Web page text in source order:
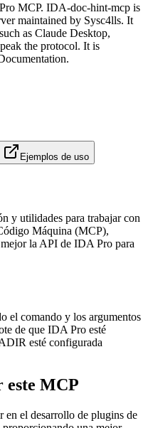
MCP. IDA-doc-hint-mcp is
maintained by Sysc4lls. It
as Claude Desktop,
the protocol. It is
Ejemplos de uso
y utilidades para trabajar con
Máquina (MCP),
la API de IDA Pro para
el comando y los argumentos
de que IDA Pro esté
esté configurada
este MCP
en el desarrollo de plugins de